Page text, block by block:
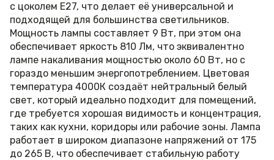
с цоколем Е27, что делает её универсальной и
подходящей для большинства светильников.
Мощность лампы составляет 9 Вт, при этом она
обеспечивает яркость 810 Лм, что эквивалентно
лампе накаливания мощностью около 60 Вт, но с
гораздо меньшим энергопотреблением. Цветовая
температура 4000К создаёт нейтральный белый
свет, который идеально подходит для помещений,
где требуется хорошая видимость и концентрация,
таких как кухни, коридоры или рабочие зоны. Лампа
работает в широком диапазоне напряжений от 175
до 265 В, что обеспечивает стабильную работу